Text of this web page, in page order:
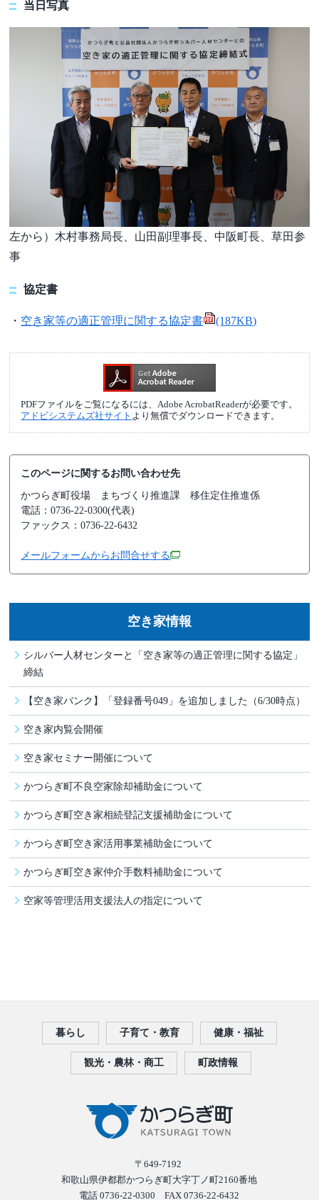
当日写真
左から）木村事務局長、山田副理事長、中阪町長、草田参
事
協定書
・ 空き家等の適正管理に関する協定書 (187KB)
PDFファイルをご覧になるには、Adobe AcrobatReaderが必要です。
アドビシステムズ社サイト より無償でダウンロードできます。
このページに関するお問い合わせ先
かつらぎ町役場 まちづくり推進課 移住定住推進係
電話：0736-22-0300(代表)
ファックス：0736-22-6432
メールフォームからお問合せする
空き家情報
シルバー人材センターと「空き家等の適正管理に関する協定」
締結
【空き家バンク】「登録番号049」を追加しました（6/30時点）
空き家内覧会開催
空き家セミナー開催について
かつらぎ町不良空家除却補助金について
かつらぎ町空き家相続登記支援補助金について
かつらぎ町空き家活用事業補助金について
かつらぎ町空き家仲介手数料補助金について
空家等管理活用支援法人の指定について
暮らし 子育て・教育 健康・福祉
観光・農林・商工 町政情報
〒649-7192
和歌山県伊都郡かつらぎ町大字丁ノ町2160番地
電話 0736-22-0300 FAX 0736-22-6432